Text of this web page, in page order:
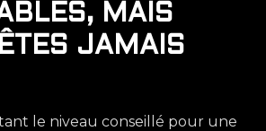
MAIS
JAMAIS
le niveau conseillé pour une